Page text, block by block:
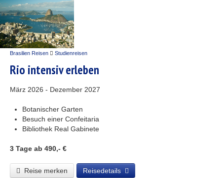
Brasilien Reisen Studienreisen
Rio intensiv erleben
März 2026 - Dezember 2027
Botanischer Garten
Besuch einer Confeitaria
Bibliothek Real Gabinete
3 Tage ab 490,- €
Reise merken Reisedetails